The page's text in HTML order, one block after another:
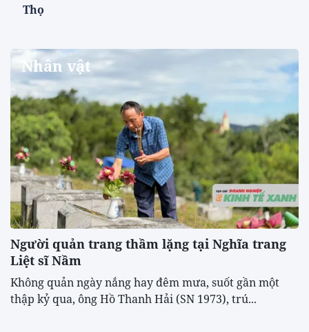
Thọ
Nhân vật
Người quản trang thầm lặng tại Nghĩa trang
Liệt sĩ Nầm
Không quản ngày nắng hay đêm mưa, suốt gần một
thập kỷ qua, ông Hồ Thanh Hải (SN 1973), trú...